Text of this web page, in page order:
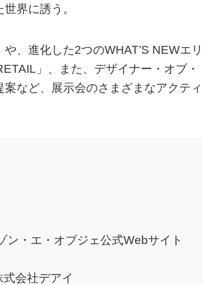
界に誘う。
、進化した2つのWHAT’S NEWエリ
」、また、デザイナー・オブ・
など、展示会のさまざまなアクティ
ン・エ・オブジェ公式Webサイト
会社デアイ